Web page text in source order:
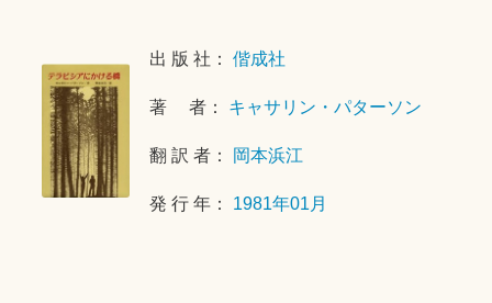
出 版 社：偕成社
著 者： キャサリン・パターソン
翻 訳 者： 岡本浜江
発 行 年： 1981年01月